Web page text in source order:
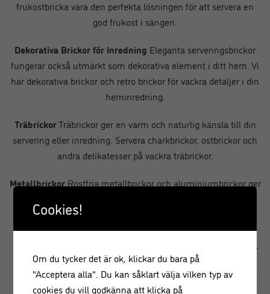
frukostbricka vara den perfekta lösningen för att servera en
god frukost i sängen.
Dekorativa Brickor för Inredning Eleganta serveringsbrickor
fungerar också utmärkt som dekorativa element i ditt hem. Vi
har dekorativa brickor och retro brickor för vackra detaljer i din
heminredning.
TräbrickorTräbrickor ger en varm och naturlig känsla till din
servering eller inredning. Servera charkbrickor, ostbrickor och
andra delikatesser på vackra träbrickor.
MetallbrickorRostfria metallbrickor och aluminiumbrickor ger
Sammanfattning
Brickor är mångsidiga och användbara tillbehör som erbjuder
både funktion och estetik. Oavsett om du är professionell
kock, hemmafixare eller inredningsentusiast, kommer du att
Cookies!
Om du tycker det är ok, klickar du bara på
"Acceptera alla". Du kan såklart välja vilken typ av
cookies du vill godkänna att klicka på